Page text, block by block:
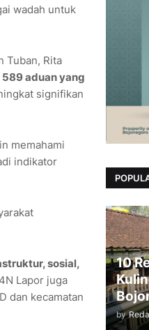
wadah untuk
Tuban, Rita
589 aduan yang
signifikan
memahami
indikator
sosial,
Lapor juga
dan kecamatan
10
by